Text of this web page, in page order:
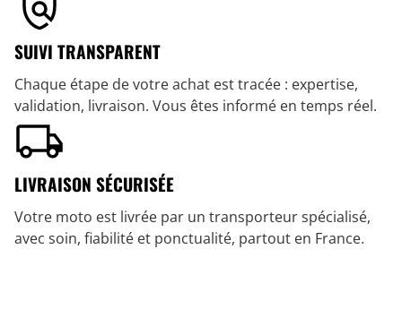
SUIVI TRANSPARENT
Chaque étape de votre achat est tracée : expertise,
validation, livraison. Vous êtes informé en temps réel.
LIVRAISON SÉCURISÉE
Votre moto est livrée par un transporteur spécialisé,
avec soin, fiabilité et ponctualité, partout en France.